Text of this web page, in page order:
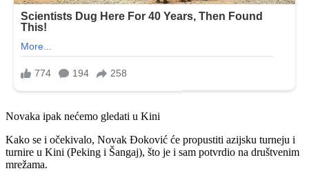
Novaka ipak nećemo gledati u Kini
Kako se i očekivalo, Novak Đoković će propustiti azijsku turneju i
turnire u Kini (Peking i Šangaj), što je i sam potvrdio na društvenim
mrežama.